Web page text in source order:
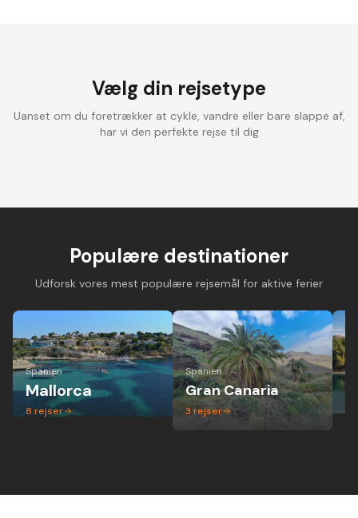
Vælg din rejsetype
Uanset om du foretrækker at cykle, vandre eller bare slappe af,
har vi den perfekte rejse til dig
Populære destinationer
Udforsk vores mest populære rejsemål for aktive ferier
Spanien
Mallorca
8 rejser
Spanien
Gran Canaria
3 rejser